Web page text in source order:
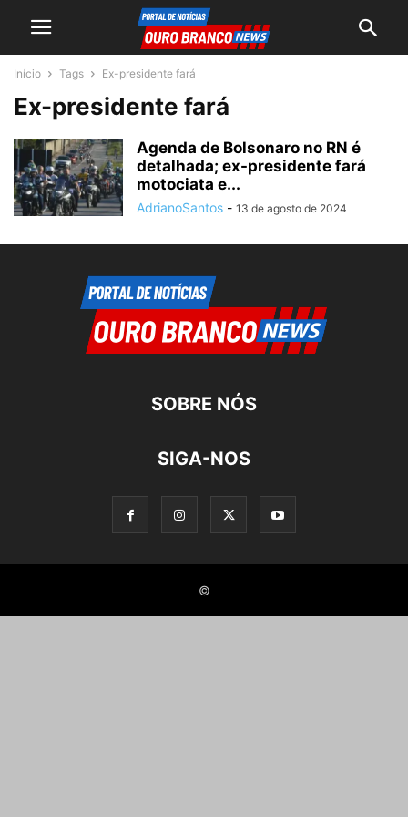
Início Tags Ex-presidente fará
Ex-presidente fará
Agenda de Bolsonaro no RN é
detalhada; ex-presidente fará
motociata e...
AdrianoSantos - 13 de agosto de 2024
SOBRE NÓS
SIGA-NOS
©